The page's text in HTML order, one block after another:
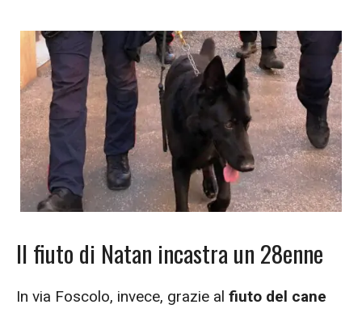
Il fiuto di Natan incastra un 28enne
In via Foscolo, invece, grazie al fiuto del cane